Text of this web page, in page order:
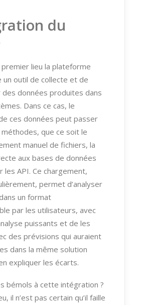
du
premier lieu la plateforme
un outil de collecte et de
données produites dans
Dans ce cas, le
ces données peut passer
que ce soit le
manuel de fichiers, la
aux bases de données
les API. Ce chargement,
permet d’analyser
un format
par les utilisateurs, avec
puissants et de les
des prévisions qui auraient
dans la même solution
expliquer les écarts.
bémols à cette intégration ?
il n’est pas certain qu’il faille